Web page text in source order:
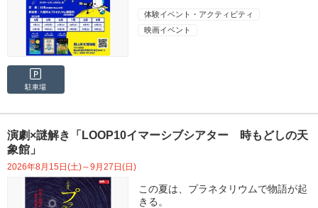
体験イベント・アクティビティ
映画イベント
駐車場
演劇×謎解き「LOOP10イマーシブシアター 時もどしの天
象館」
2026年8月15日(土)～9月27日(日)
この夏は、プラネタリウムで物語が起
きる。